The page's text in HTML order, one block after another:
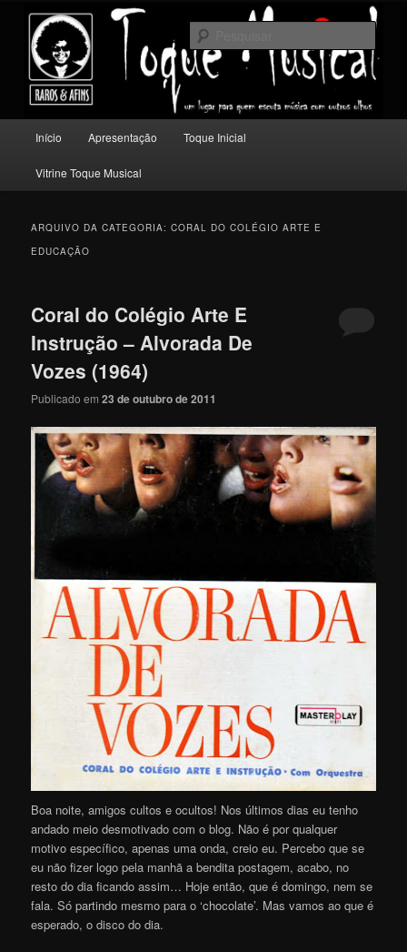
conteúdo
principal
conteúdo
secundário
Toque Musical
Um lugar para quem escuta música com outros olhos.
principal
Início Apresentação Toque Inicial
Vitrine Toque Musical
ARQUIVO DA CATEGORIA:CORAL DO COLÉGIO ARTE E
EDUCAÇÃO
Coral do Colégio Arte E
Instrução – Alvorada De
Vozes (1964)
Publicado em23 de outubro de 2011
Boa noite, amigos cultos e ocultos! Nos últimos dias eu tenho
andado meio desmotivado com o blog. Não é por qualquer
motivo específico, apenas uma onda, creio eu. Percebo que se
eu não fizer logo pela manhã a bendita postagem, acabo, no
resto do dia ficando assim… Hoje então, que é domingo, nem se
fala. Só partindo mesmo para o ‘chocolate’. Mas vamos ao que é
esperado, o disco do dia.